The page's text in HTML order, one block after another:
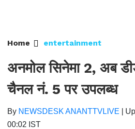
Home entertainment
⁠अनमोल सिनेमा 2, अब
चैनल नं. 5 पर उपलब्ध
By NEWSDESK ANANTTVLIVE
00:02 IST